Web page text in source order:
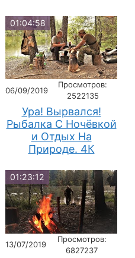
01:04:58
06/09/2019
Просмотров:
2522135
Ура! Вырвался!
Рыбалка С Ночёвкой
и Отдых На
Природе. 4К
01:23:12
13/07/2019
Просмотров:
6827237